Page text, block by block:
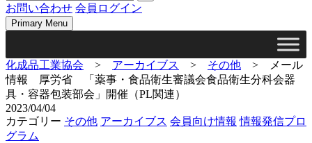
お問い合わせ 会員ログイン
Primary Menu
化成品工業協会 > アーカイブス > その他 >
メール
情報 厚労省 「薬事・食品衛生審議会食品衛生分科会器
具・容器包装部会」開催（PL関連）
2023/04/04
カテゴリー その他 アーカイブス 会員向け情報 情報発信プロ
グラム